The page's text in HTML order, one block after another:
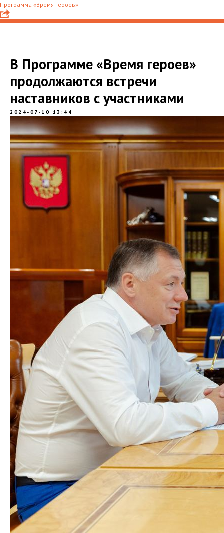
Программа «Время героев»
В Программе «Время героев»
продолжаются встречи
наставников с участниками
2024-07-10 13:44